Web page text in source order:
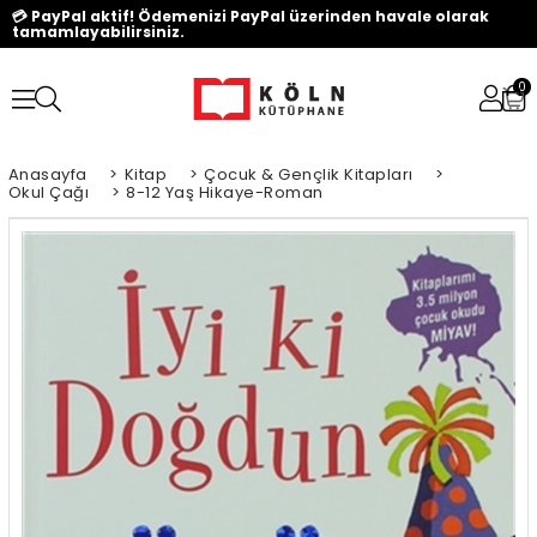
💳 PayPal aktif! Ödemenizi PayPal üzerinden havale olarak
tamamlayabilirsiniz.
0
Anasayfa > Kitap > Çocuk & Gençlik Kitapları >
Okul Çağı > 8-12 Yaş Hikaye-Roman